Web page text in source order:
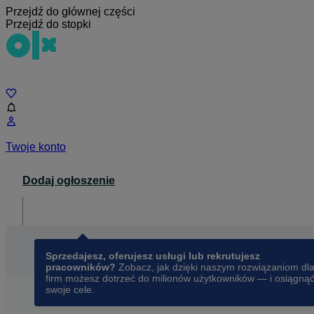
Przejdź do głównej części
Przejdź do stopki
Twoje konto
Dodaj ogłoszenie
Sprzedajesz, oferujesz usługi lub rekrutujesz
pracowników? Zobacz, jak dzięki naszym rozwiązaniom dla
firm możesz dotrzeć do milionów użytkowników — i osiągnąć
swoje cele.